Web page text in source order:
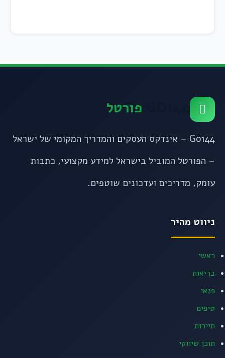
פורטל
Go144 – אינדקס העסקים והמדריך המקומי של ישראל
– הפורטל המוביל בישראל למידע מקצועי, כתבות
עומק, מדריכים ועדכונים שוטפים.
ניווט מהיר
ראשי
בריאות
פנאי
טיפים
תיירות
תוכן שיווקי